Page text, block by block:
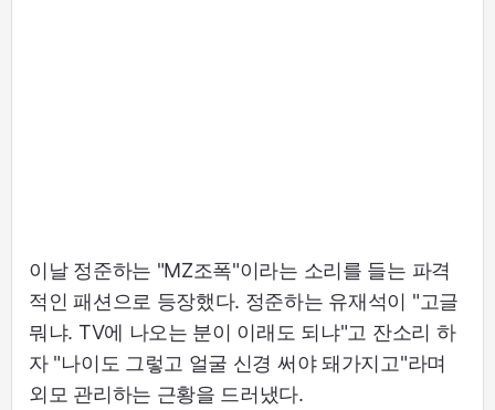
이날 정준하는 "MZ조폭"이라는 소리를 들는 파격
적인 패션으로 등장했다. 정준하는 유재석이 "고글
뭐냐. TV에 나오는 분이 이래도 되냐"고 잔소리 하
자 "나이도 그렇고 얼굴 신경 써야 돼가지고"라며
외모 관리하는 근황을 드러냈다.